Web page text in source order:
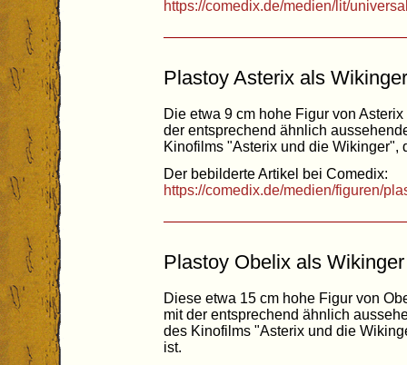
https://comedix.de/medien/lit/
Plastoy Asterix als
Die etwa 9 cm hohe Figur von
der entsprechend ähnlich
Kinofilms "Asterix und die Wikinger",
Der bebilderte Artikel bei Comedix:
https://comedix.de/medien/figuren/
Plastoy Obelix als
Diese etwa 15 cm hohe Figur von
mit der entsprechend ähnlich
des Kinofilms "Asterix und die
ist.